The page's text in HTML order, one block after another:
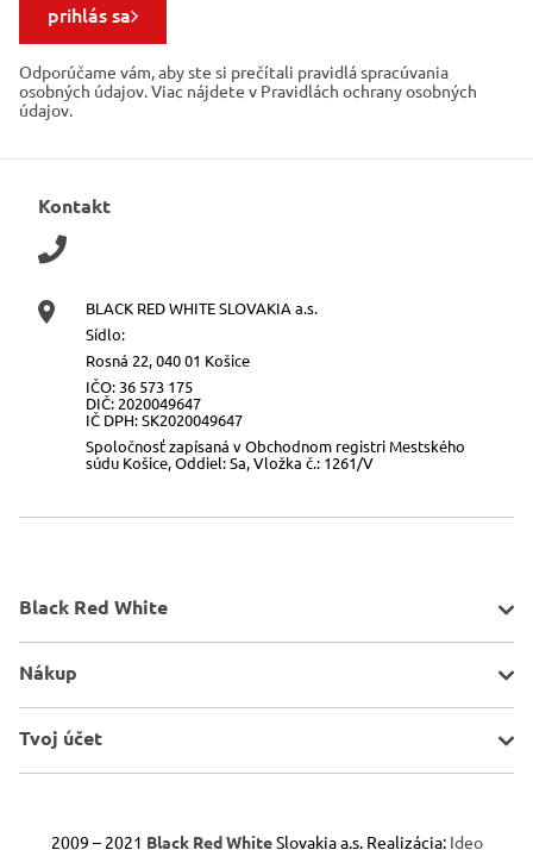
prihlás sa
Odporúčame vám, aby ste si prečítali pravidlá spracúvania
osobných údajov. Viac nájdete v Pravidlách ochrany osobných
údajov.
Kontakt
BLACK RED WHITE SLOVAKIA a.s.
Sídlo:
Rosná 22, 040 01 Košice
IČO: 36 573 175
DIČ: 2020049647
IČ DPH: SK2020049647
Spoločnosť zapísaná v Obchodnom registri Mestského
súdu Košice, Oddiel: Sa, Vložka č.: 1261/V
Black Red White
Kontakt
Nákup
Všeobecné informácie
Odstúpenie od zmluvy
Tvoj účet
2009 – 2021 Black Red WhiteSlovakia a.s. Realizácia: Ideo